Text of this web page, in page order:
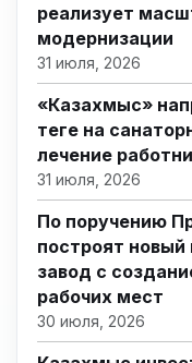
реализует
модернизации
31 июля, 2026
«Казахмыс»
теңге на
лечение
31 июля, 2026
По поручению
построят
завод с
рабочих мест
30 июля, 2026